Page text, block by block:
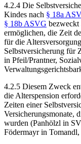
4.2.4 Die
Kindes nach § 18a
§ 18b ASVG bezweckt
ermöglichen, die Zeit
für die
Selbstversicherung für
in Pfeil/Prantner,
4.2.5 Diesem Zweck
die Alterspension
Zeiten einer
Versicherungsmonate,
wurden (Panhölzl in
Födermayrin Tomandl